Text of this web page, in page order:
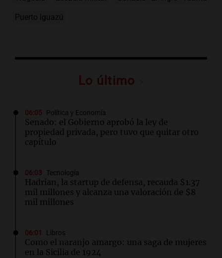
Puerto Iguazú
Lo último
06:05 Política y Economía
Senado: el Gobierno aprobó la ley de
propiedad privada, pero tuvo que quitar otro
capítulo
06:03 Tecnología
Hadrian, la startup de defensa, recauda $1.37
mil millones y alcanza una valoración de $8
mil millones
06:01 Libros
Como el naranjo amargo: una saga de mujeres
en la Sicilia de 1924